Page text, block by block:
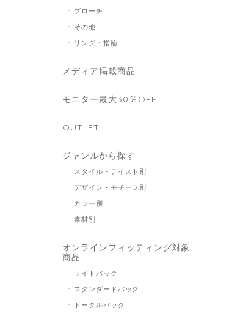
ブローチ
その他
リング・指輪
メディア掲載商品
モニター最大30％OFF
OUTLET
ジャンルから探す
スタイル・テイスト別
デザイン・モチーフ別
カラー別
素材別
オンラインフィッティング対象
商品
ライトパック
スタンダードパック
トータルパック